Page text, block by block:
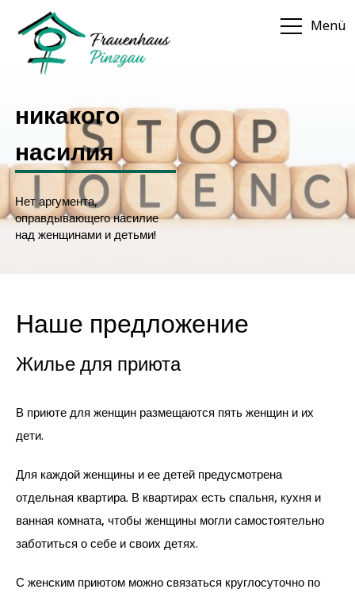
Menü
никакого
насилия
Нет аргумента,
оправдывающего насилие
над женщинами и детьми!
Наше предложение
Жилье для приюта
В приюте для женщин размещаются пять женщин и их
дети.
Для каждой женщины и ее детей предусмотрена
отдельная квартира. В квартирах есть спальня, кухня и
ванная комната, чтобы женщины могли самостоятельно
заботиться о себе и своих детях.
С женским приютом можно связаться круглосуточно по